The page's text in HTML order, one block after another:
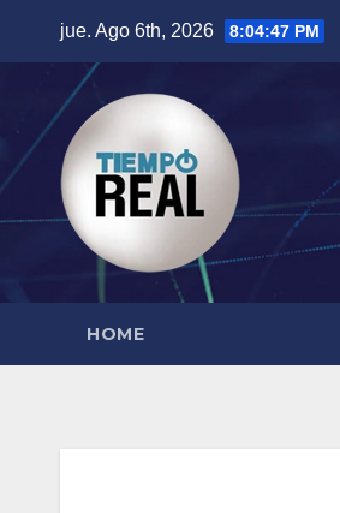
contenido
jue. Ago 6th, 2026 8:04:49 PM
HOME